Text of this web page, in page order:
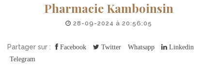
Pharmacie Kamboinsin
28-09-2024 à 20:56:05
Partager sur : Facebook Twitter Whatsapp
Linkedin
Telegram